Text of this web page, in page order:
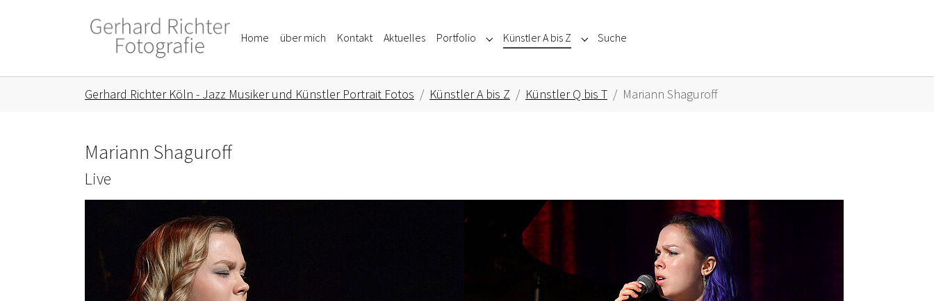
Home über mich Kontakt Aktuelles Portfolio Submenu for "Portfolio"
Künstler A bis Z Submenu for "Künstler A bis Z"
Suche
Gerhard Richter Köln - Jazz Musiker und Künstler Portrait Fotos Künstler A bis Z Künstler Q bis T Mariann Shaguroff
Mariann Shaguroff
Live
Show larger version for: